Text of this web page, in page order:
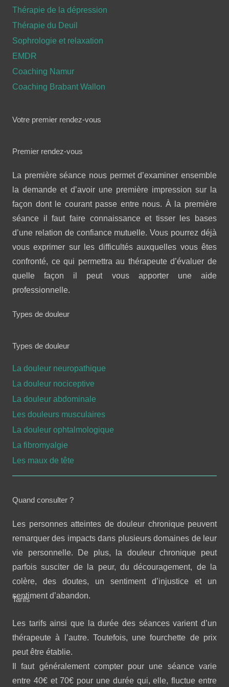
Thérapie de la dépression
Thérapie du Deuil
Sophrologie et relaxation
EMDR
Coaching Namur
Coaching Brabant Wallon
Votre premier rendez-vous
Premier rendez-vous
La première séance nous permet d’examiner ensemble
la demande et d’avoir une première impression sur la
façon dont le courant passe entre nous. À la première
séance il faut faire connaissance et tisser les bases
d’une relation de confiance mutuelle. Vous pourrez déjà
vous exprimer sur les difficultés auxquelles vous êtes
confronté, ce qui permettra au thérapeute d’évaluer de
quelle façon il peut vous apporter une aide
professionnelle.
Types de douleur
Types de douleur
La douleur neuropathique
La douleur nociceptive
La douleur abdominale
Les douleurs musculaires
La douleur ophtalmologique
La fibromyalgie
Les maux de tête
Quand consulter ?
Les personnes atteintes de douleur chronique peuvent
remarquer des impacts dans plusieurs domaines de leur
vie personnelle. De plus, la douleur chronique peut
parfois susciter de la peur, du découragement, de la
colère, des doutes, un sentiment d’injustice et un
sentiment d’abandon.
Tarifs
Les tarifs ainsi que la durée des séances varient d’un
thérapeute à l’autre. Toutefois, une fourchette de prix
peut être établie.
Il faut généralement compter pour une séance varie
entre 40€ et 70€ pour une durée qui, elle, fluctue entre